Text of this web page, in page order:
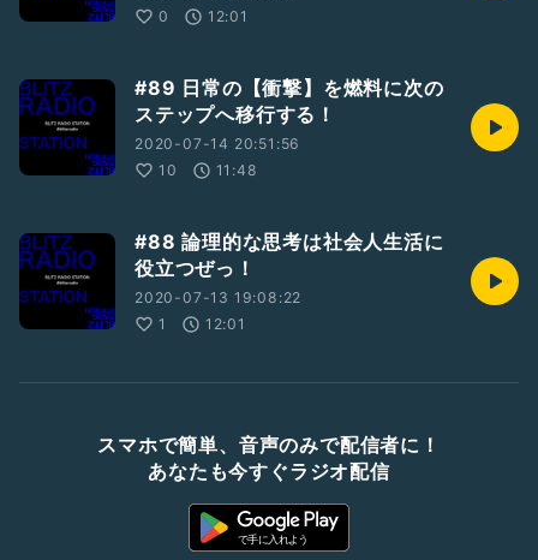
0
12:01
#89 日常の【衝撃】を燃料に次の
ステップへ移行する！
2020-07-14 20:51:56
10
11:48
#88 論理的な思考は社会人生活に
役立つぜっ！
2020-07-13 19:08:22
1
12:01
スマホで簡単、音声のみで配信者に！
あなたも今すぐラジオ配信